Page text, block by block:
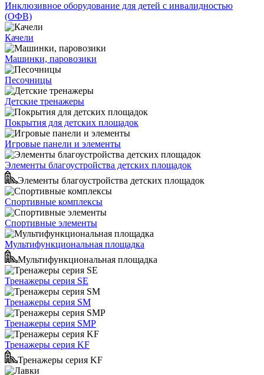
Инклюзивное оборудование для детей с инвалидностью
(ОФВ)
Качели
Машинки, паровозики
Песочницы
Детские тренажеры
Покрытия для детских площадок
Игровые панели и элементы
Элементы благоустройства детских площадок
Элементы благоустройства детских площадок
Спортивные комплексы
Спортивные элементы
Мультифункциональная площадка
Мультифункциональная площадка
Тренажеры серия SE
Тренажеры серия SM
Тренажеры серия SMP
Тренажеры серия KF
Тренажеры серия KF